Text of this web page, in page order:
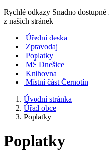
Rychlé odkazy Snadno dostupné
z našich stránek
Úřední deska
Zpravodaj
Poplatky
MŠ Dnešice
Knihovna
Místní část Černotín
Úvodní stránka
Úřad obce
Poplatky
Poplatky